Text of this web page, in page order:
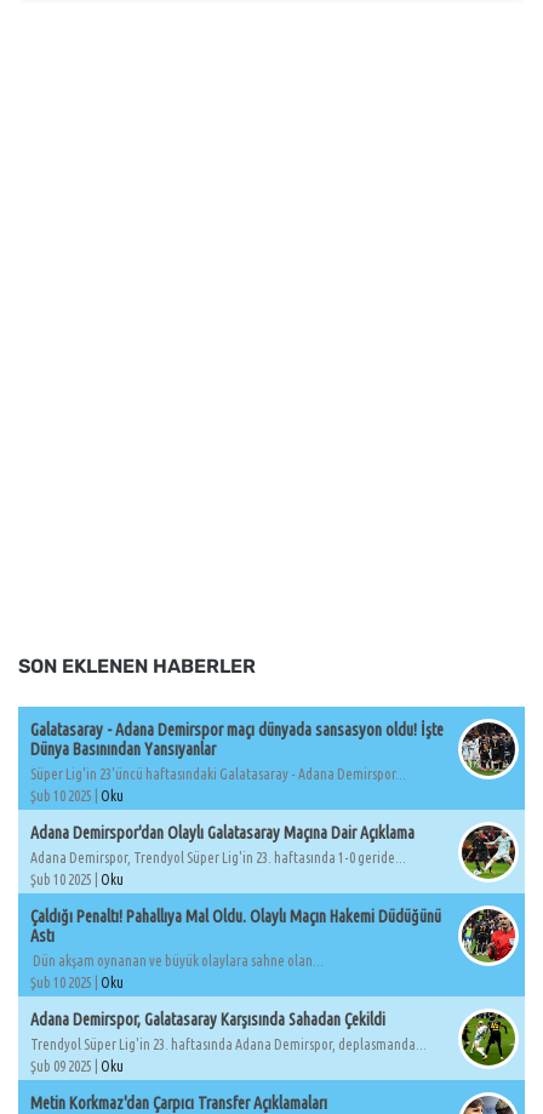
SON EKLENEN HABERLER
Galatasaray - Adana Demirspor maçı dünyada sansasyon oldu! İşte
Dünya Basınından Yansıyanlar
Süper Lig'in 23'üncü haftasındaki Galatasaray - Adana Demirspor...
Şub 10 2025 | Oku
Adana Demirspor'dan Olaylı Galatasaray Maçına Dair Açıklama
Adana Demirspor, Trendyol Süper Lig'in 23. haftasında 1-0 geride...
Şub 10 2025 | Oku
Çaldığı Penaltı! Pahallıya Mal Oldu. Olaylı Maçın Hakemi Düdüğünü
Astı
Dün akşam oynanan ve büyük olaylara sahne olan...
Şub 10 2025 | Oku
Adana Demirspor, Galatasaray Karşısında Sahadan Çekildi
Trendyol Süper Lig'in 23. haftasında Adana Demirspor, deplasmanda...
Şub 09 2025 | Oku
Metin Korkmaz'dan Çarpıcı Transfer Açıklamaları